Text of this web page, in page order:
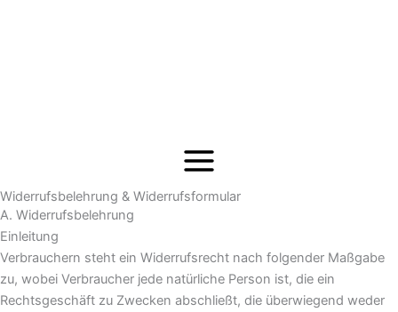
Widerrufsbelehrung & Widerrufsformular
A. Widerrufsbelehrung
Einleitung
Verbrauchern steht ein Widerrufsrecht nach folgender Maßgabe
zu, wobei Verbraucher jede natürliche Person ist, die ein
Rechtsgeschäft zu Zwecken abschließt, die überwiegend weder